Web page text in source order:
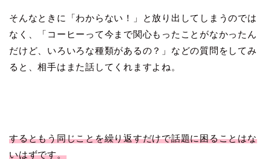
そんなときに「わからない！」と放り出してしまうのでは
なく、「コーヒーって今まで関心もったことがなかったん
だけど、いろいろな種類があるの？」などの質問をしてみ
ると、相手はまた話してくれますよね。
するともう同じことを繰り返すだけで話題に困ることはな
いはずです。